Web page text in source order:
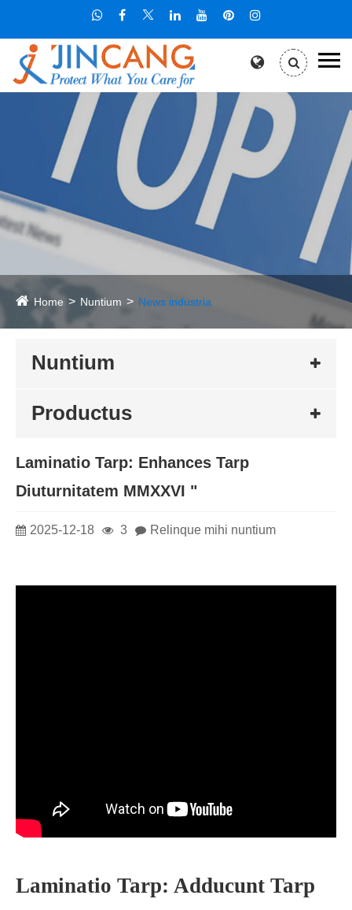
Home Nuntium News industria
Nuntium
Productus
Laminatio Tarp: Enhances Tarp
Diuturnitatem MMXXVI "
2025-12-18 3 Relinque mihi nuntium
Laminatio Tarp: Adducunt Tarp